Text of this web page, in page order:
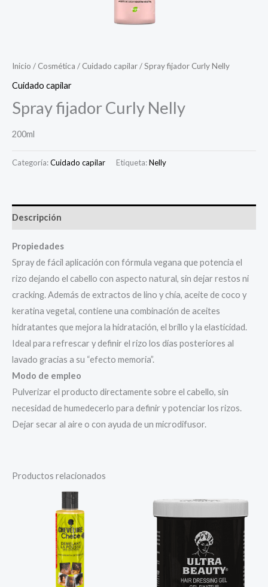
Inicio / Cosmética / Cuidado capilar/ Spray fijador Curly Nelly
Cuidado capilar
Spray fijador Curly Nelly
200ml
Categoría:Cuidado capilar Etiqueta:Nelly
Descripción
Propiedades
Spray de fácil aplicación con fórmula vegana que potencia el
rizo dejando el cabello con aspecto natural, sin dejar restos ni
cracking. Además de extractos de lino y chía, aceite de coco y
keratina vegetal, contiene una combinación de aceites
hidratantes que mejora la hidratación, el brillo y la elasticidad.
Ideal para refrescar y definir el rizo los días posteriores al
lavado gracias a su “efecto memoria”.
Modo de empleo
Pulverizar el producto directamente sobre el cabello, sin
necesidad de humedecerlo para definir y potenciar los rizos.
Dejar secar al aire o con ayuda de un microdifusor.
Productos relacionados